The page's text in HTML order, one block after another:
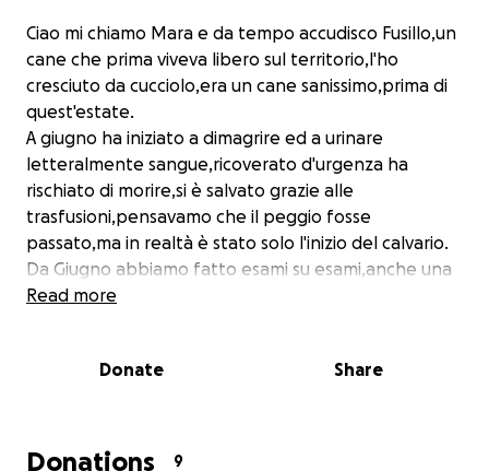
Ciao mi chiamo Mara e da tempo accudisco Fusillo,un
cane che prima viveva libero sul territorio,l'ho
cresciuto da cucciolo,era un cane sanissimo,prima di
quest'estate.
A giugno ha iniziato a dimagrire ed a urinare
letteralmente sangue,ricoverato d'urgenza ha
rischiato di morire,si è salvato grazie alle
trasfusioni,pensavamo che il peggio fosse
passato,ma in realtà è stato solo l'inizio del calvario.
Da Giugno abbiamo fatto esami su esami,anche una
citoscopia,senza aver però la cura giusta.
Ed è per questo che chiediamo aiuto,a Bari è stato
per il saldo è ancora lontana.
Read more
Donate Share
Donations 9